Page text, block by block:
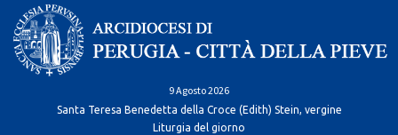
Skip
content
9 Agosto 2026
Santa Teresa Benedetta della Croce (Edith) Stein, vergine
Liturgia del giorno